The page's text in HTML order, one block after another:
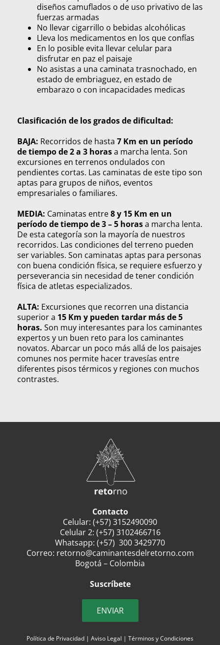
diseños camuflados o de uso privativo de las
fuerzas armadas
No llevar cigarrillo o bebidas alcohólicas
Lleva los medicamentos en los que confías
En lo posible evita llevar celular para
disfrutar en paz el paisaje
No asistas a una caminata trasnochado, en
estado de embriaguez, en estado de
embarazo o con incapacidades medicas
Clasificación de los grados de dificultad:
BAJA: Recorridos de hasta 7 Km en un período
de tiempo de 2 a 3 horasa marcha lenta. Son
excursiones en terrenos ondulados con
pendientes cortas. Las caminatas de este tipo son
aptas para grupos de niños, eventos
empresariales o familiares.
MEDIA: Caminatas entre8 y 15 Km en un
período de tiempo de 3 – 5 horasa marcha lenta.
De esta categoría son la mayoría de nuestros
recorridos. Las condiciones del terreno pueden
ser variables. Son caminatas aptas para personas
con buena condición física, se requiere esfuerzo y
perseverancia sin necesidad de tener condición
física de atletas especializados.
ALTA: Excursiones que recorren una distancia
superior a 15 Km y pueden tardar más de 5
horas. Son muy interesantes para los caminantes
expertos y un buen reto para los caminantes
novatos. Abarcar un poco más allá de los paisajes
comunes nos permite hacer travesías entre
diferentes pisos térmicos y regiones con muchos
contrastes.
Contacto
Celular: (+57) 3152490090
Celular 2: (+57) 3102466716
Whatsapp: (+57) 300 3429770
Correo: retorno@caminantesdelretorno.com
Bogotá – Colombia
Suscríbete
ENVIAR
Política de Privacidad | Aviso Legal | Términos y Condiciones